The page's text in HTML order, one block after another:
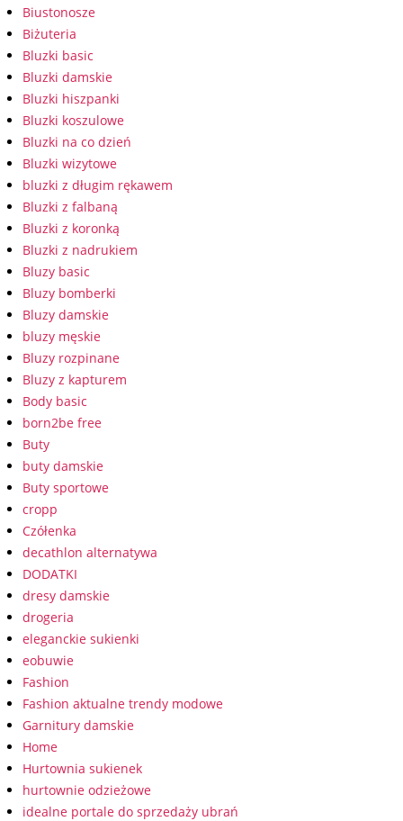
Biustonosze
Biżuteria
Bluzki basic
Bluzki damskie
Bluzki hiszpanki
Bluzki koszulowe
Bluzki na co dzień
Bluzki wizytowe
bluzki z długim rękawem
Bluzki z falbaną
Bluzki z koronką
Bluzki z nadrukiem
Bluzy basic
Bluzy bomberki
Bluzy damskie
bluzy męskie
Bluzy rozpinane
Bluzy z kapturem
Body basic
born2be free
Buty
buty damskie
Buty sportowe
cropp
Czółenka
decathlon alternatywa
DODATKI
dresy damskie
drogeria
eleganckie sukienki
eobuwie
Fashion
Fashion aktualne trendy modowe
Garnitury damskie
Home
Hurtownia sukienek
hurtownie odzieżowe
idealne portale do sprzedaży ubrań